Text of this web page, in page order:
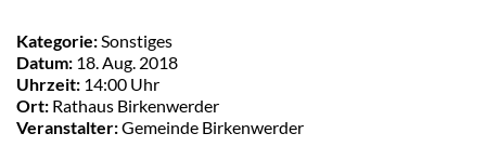
Kategorie: Sonstiges
Datum: 18. Aug. 2018
Uhrzeit: 14:00 Uhr
Ort: Rathaus Birkenwerder
Veranstalter:Gemeinde Birkenwerder